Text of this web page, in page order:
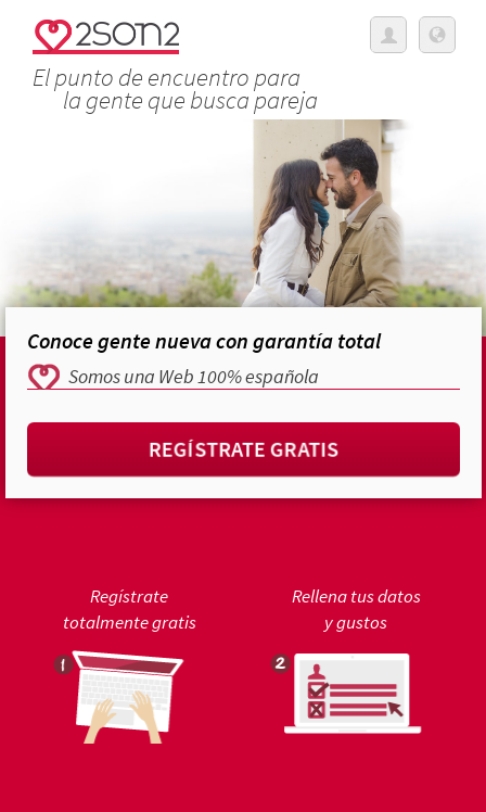
El punto de encuentro para
la gente que busca pareja
Conoce gente nueva con garantía total
Somos una Web 100% española
REGÍSTRATE GRATIS
Regístrate
totalmente gratis
Rellena tus datos
y gustos